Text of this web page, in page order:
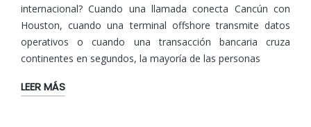
internacional? Cuando una llamada conecta Cancún con
Houston, cuando una terminal offshore transmite datos
operativos o cuando una transacción bancaria cruza
continentes en segundos, la mayoría de las personas
LEER MÁS